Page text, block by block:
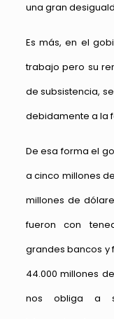
una gran
Es más, en el
trabajo pero su
de subsistencia,
debidamente a la
De esa forma el
a cinco millones
millones de
fueron con
grandes bancos y
44.000 millones
nos obliga a